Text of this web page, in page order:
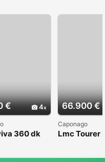
€ 4
360 dk
66.900 €
Caponago
Lmc Tourer